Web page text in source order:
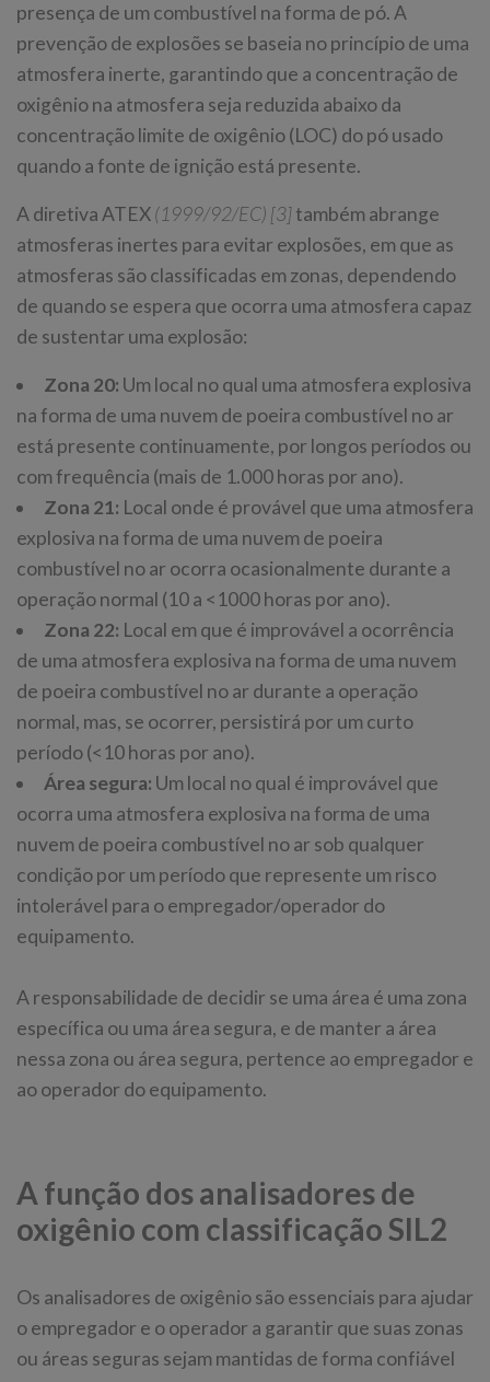
presença de um combustível na forma de pó. A
prevenção de explosões se baseia no princípio de uma
atmosfera inerte, garantindo que a concentração de
oxigênio na atmosfera seja reduzida abaixo da
concentração limite de oxigênio (LOC) do pó usado
quando a fonte de ignição está presente.
A diretiva ATEX(1999/92/EC) [3]também abrange
atmosferas inertes para evitar explosões, em que as
atmosferas são classificadas em zonas, dependendo
de quando se espera que ocorra uma atmosfera capaz
de sustentar uma explosão:
Zona 20: Um local no qual uma atmosfera explosiva
na forma de uma nuvem de poeira combustível no ar
está presente continuamente, por longos períodos ou
com frequência (mais de 1.000 horas por ano).
Zona 21: Local onde é provável que uma atmosfera
explosiva na forma de uma nuvem de poeira
combustível no ar ocorra ocasionalmente durante a
operação normal (10 a <1000 horas por ano).
Zona 22: Local em que é improvável a ocorrência
de uma atmosfera explosiva na forma de uma nuvem
de poeira combustível no ar durante a operação
normal, mas, se ocorrer, persistirá por um curto
período (<10 horas por ano).
Área segura: Um local no qual é improvável que
ocorra uma atmosfera explosiva na forma de uma
nuvem de poeira combustível no ar sob qualquer
condição por um período que represente um risco
intolerável para o empregador/operador do
equipamento.
A responsabilidade de decidir se uma área é uma zona
específica ou uma área segura, e de manter a área
nessa zona ou área segura, pertence ao empregador e
ao operador do equipamento.
A função dos analisadores de
oxigênio com classificação SIL2
Os analisadores de oxigênio são essenciais para ajudar
o empregador e o operador a garantir que suas zonas
ou áreas seguras sejam mantidas de forma confiável